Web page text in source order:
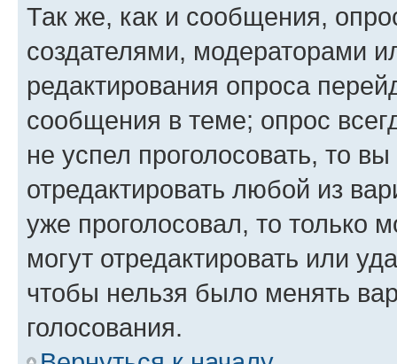
Так же, как и сообщения,
создателями, модераторами
редактирования опроса
сообщения в теме; опрос
не успел проголосовать, то
отредактировать любой из
уже проголосовал, то только
могут отредактировать или
чтобы нельзя было менять
голосования.